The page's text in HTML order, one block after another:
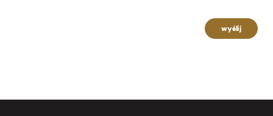
wyślij